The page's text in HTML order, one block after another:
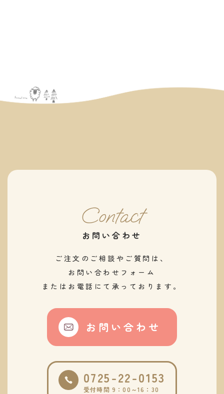
Contact
お問い合わせ
ご注文のご相談やご質問は、
​​​​​​​お問い合わせフォーム
またはお電話にて承っております。
お問い合わせ
0725-22-0153
受付時間 9：00～16：30